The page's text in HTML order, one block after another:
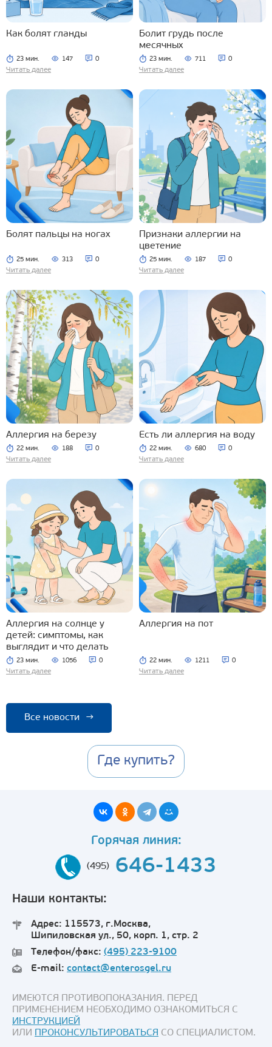
Как болят гланды
23 мин. 147 0
Читать далее
Болит грудь после
месячных
23 мин. 711 0
Читать далее
Болят пальцы на ногах
25 мин. 313 0
Читать далее
Признаки аллергии на
цветение
25 мин. 187 0
Читать далее
Аллергия на березу
22 мин. 188 0
Читать далее
Есть ли аллергия на воду
22 мин. 680 0
Читать далее
Аллергия на солнце у
детей: симптомы, как
выглядит и что делать
23 мин. 1056 0
Читать далее
Аллергия на пот
22 мин. 1211 0
Читать далее
Все новости →
Где купить?
Горячая линия:
(495) 646-1433
Наши контакты:
Адрес: 115573, г.Москва,
Шипиловская ул., 50, корп. 1, стр. 2
Телефон/факс: (495) 223-9100
E-mail: contact@enterosgel.ru
ИМЕЮТСЯ ПРОТИВОПОКАЗАНИЯ. ПЕРЕД
ПРИМЕНЕНИЕМ НЕОБХОДИМО ОЗНАКОМИТЬСЯ С
ИНСТРУКЦИЕЙ
ИЛИ ПРОКОНСУЛЬТИРОВАТЬСЯ СО СПЕЦИАЛИСТОМ.